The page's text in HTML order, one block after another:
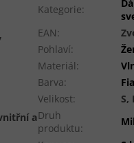
a
Kategorie:
EAN:
Pohlaví:
Materiál:
Barva:
Velikost:
S,
Druh
produktu: